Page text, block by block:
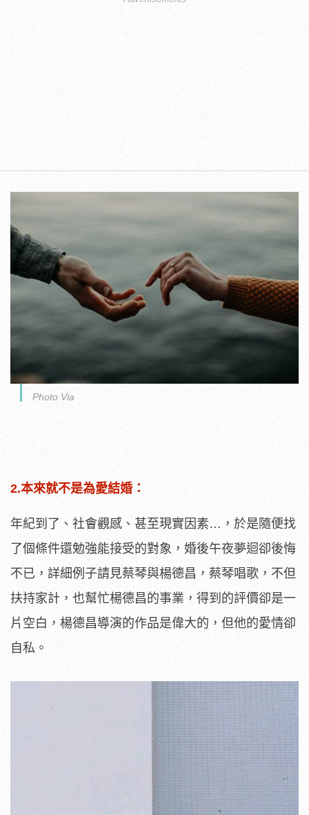
Photo Via
2.本來就不是為愛結婚：
年紀到了、社會觀感、甚至現實因素…，於是隨便找
了個條件還勉強能接受的對象，婚後午夜夢迴卻後悔
不已，詳細例子請見蔡琴與楊德昌，蔡琴唱歌，不但
扶持家計，也幫忙楊德昌的事業，得到的評價卻是一
片空白，楊德昌導演的作品是偉大的，但他的愛情卻
自私。